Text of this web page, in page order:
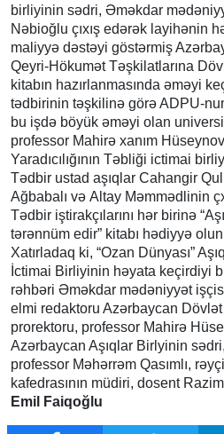
birliyinin sədri, Əməkdar
Nəbioğlu çıxış edərək layihənin
maliyyə dəstəyi göstərmiş
Qeyri-Hökumət Təşkilatlarına
kitabın hazırlanmasında əməyi
tədbirinin təşkilinə görə ADPU-
bu işdə böyük əməyi olan
professor Mahirə xanım
Yaradıcılığının Təbliği ictimai
Tədbir ustad aşıqlar Cahangir
Ağbabalı və Altay Məmmədlinin
Tədbir iştirakçılarını hər birinə
tərənnüm edir” kitabı hədiyyə
Xatırladaq ki, “Ozan Dünyası”
İctimai Birliyinin həyata keçirdiyi
rəhbəri Əməkdar mədəniyyət
elmi redaktoru Azərbaycan
prorektoru, professor Mahirə
Azərbaycan Aşıqlar Birlyinin
professor Məhərrəm Qasımlı,
kafedrasının müdiri, dosent
Emil Faiqoğlu